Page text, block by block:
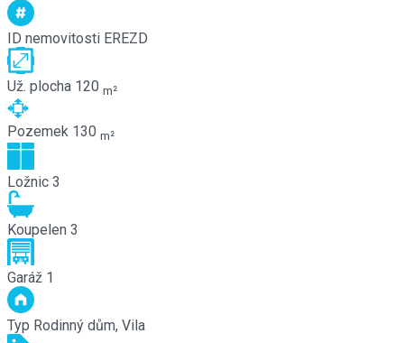
ID nemovitosti EREZD
Už. plocha 120 m²
Pozemek 130 m²
Ložnic 3
Koupelen 3
Garáž 1
Typ Rodinný dům, Vila